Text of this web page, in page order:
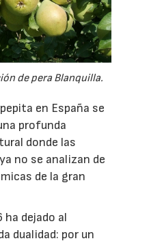
de pera Blanquilla.
en España se
profunda
donde las
no se analizan de
de la gran
dejado al
dualidad: por un